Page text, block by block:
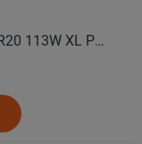
COMFORSER Автошина 275/50 ZR20 113W XL PURESPEED лето